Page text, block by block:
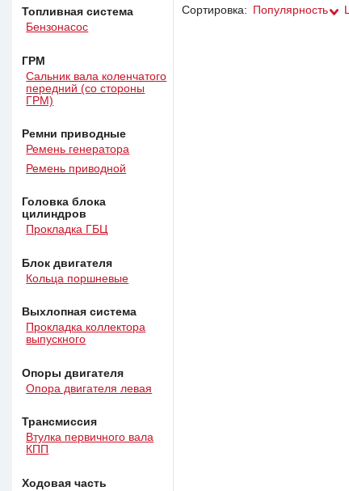
Топливная система
Бензонасос
ГРМ
Сальник вала коленчатого
передний (со стороны
ГРМ)
Ремни приводные
Ремень генератора
Ремень приводной
Головка блока
цилиндров
Прокладка ГБЦ
Блок двигателя
Кольца поршневые
Выхлопная система
Прокладка коллектора
выпускного
Опоры двигателя
Опора двигателя левая
Трансмиссия
Втулка первичного вала
КПП
Ходовая часть
Сортировка: Популярность